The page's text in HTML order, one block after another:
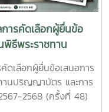
ารคัดเลือกผู้ยื่นข้อ
พิธีพระราชทาน
ต ประจำปีการ
ำปีการศึกษา 2568-
ษา 2569-2570 (ครั้ง
ดเลือกผู้ยื่นข้อเสนอการ
านปริญญาบัตร และการ
2568 (ครั้งที่ 48)